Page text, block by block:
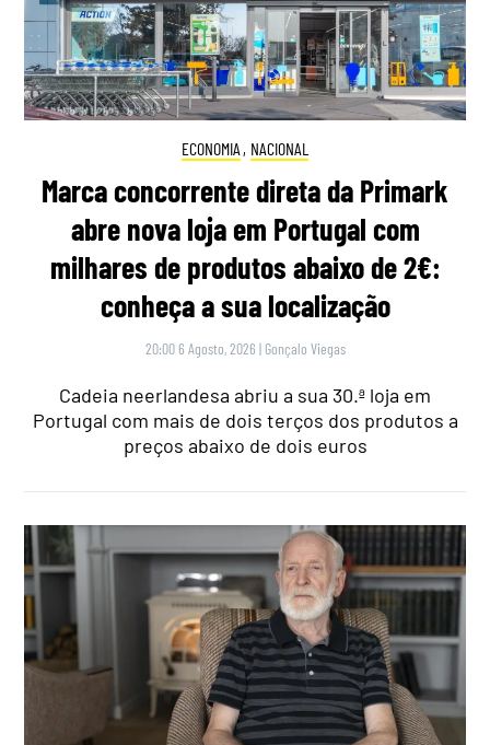
ECONOMIA , NACIONAL
Marca concorrente direta da Primark
abre nova loja em Portugal com
milhares de produtos abaixo de 2€:
conheça a sua localização
20:00 6 Agosto, 2026 | Gonçalo Viegas
Cadeia neerlandesa abriu a sua 30.ª loja em
Portugal com mais de dois terços dos produtos a
preços abaixo de dois euros